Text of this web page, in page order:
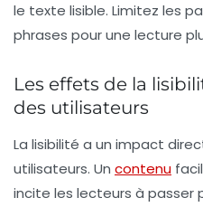
le texte lisible. Limitez les
phrases pour une lecture
Les effets de la
des utilisateurs
La lisibilité a un impact
utilisateurs. Un contenu
incite les lecteurs à passer